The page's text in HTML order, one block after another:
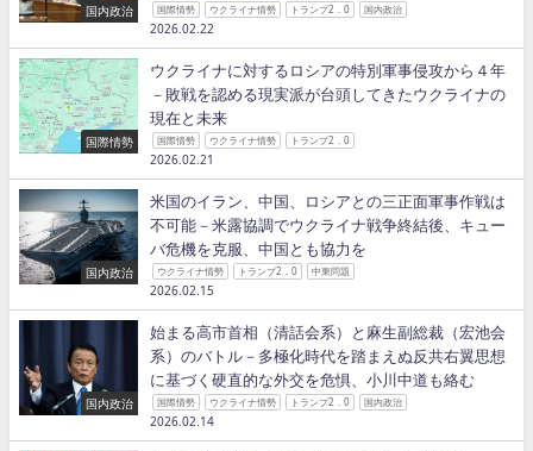
国内政治 国際情勢 ウクライナ情勢 トランプ2．0 国内政治
2026.02.22
国際情勢
ウクライナに対するロシアの特別軍事侵攻から４年
－敗戦を認める現実派が台頭してきたウクライナの
現在と未来
国際情勢 ウクライナ情勢 トランプ2．0
2026.02.21
国内政治
米国のイラン、中国、ロシアとの三正面軍事作戦は
不可能－米露協調でウクライナ戦争終結後、キュー
バ危機を克服、中国とも協力を
ウクライナ情勢 トランプ2．0 中東問題
2026.02.15
国内政治
始まる高市首相（清話会系）と麻生副総裁（宏池会
系）のバトル－多極化時代を踏まえぬ反共右翼思想
に基づく硬直的な外交を危惧、小川中道も絡む
国際情勢 ウクライナ情勢 トランプ2．0 国内政治
2026.02.14